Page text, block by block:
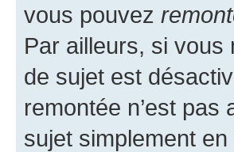
vous pouvez
Par ailleurs, si vous
de sujet est
remontée n’est
sujet simplement